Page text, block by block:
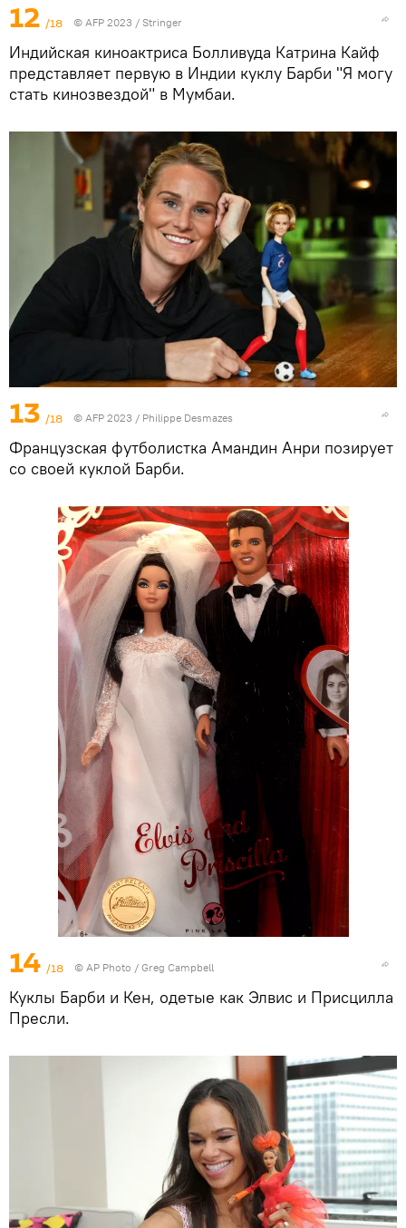
12 /18 © AFP 2023 / Stringer
Индийская киноактриса Болливуда Катрина Кайф
представляет первую в Индии куклу Барби "Я могу
стать кинозвездой" в Мумбаи.
13 /18 © AFP 2023 / Philippe Desmazes
Французская футболистка Амандин Анри позирует
со своей куклой Барби.
14 /18 © AP Photo / Greg Campbell
Куклы Барби и Кен, одетые как Элвис и Присцилла
Пресли.